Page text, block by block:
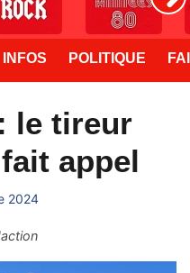
INFOS POLITIQUE
le tireur
appel
2024